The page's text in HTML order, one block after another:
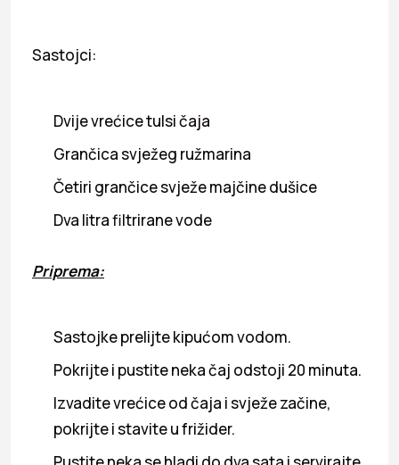
Sastojci:
Dvije vrećice tulsi čaja
Grančica svježeg ružmarina
Četiri grančice svježe majčine dušice
Dva litra filtrirane vode
Priprema:
Sastojke prelijte kipućom vodom.
Pokrijte i pustite neka čaj odstoji 20 minuta.
Izvadite vrećice od čaja i svježe začine,
pokrijte i stavite u frižider.